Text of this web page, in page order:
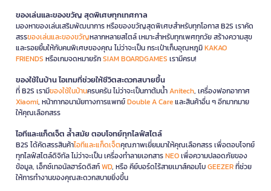
ของเล่นและของขวัญ สุดพิเศษทุกเทศกาล
มองหาของเล่นเสริมพัฒนาการ หรือของขวัญสุดพิเศษสำหรับทุกโอกาส B2S เราคัด
สรรของเล่นและของขวัญหลากหลายสไตล์ เหมาะสำหรับทุกเพศทุกวัย สร้างความสุข
และรอยยิ้มให้กับคนพิเศษของคุณ ไม่ว่าจะเป็น กระเป๋าเก็บอุณหภูมิKAKAO
FRIENDS หรือเกมจดหมายรักSIAM BOARDGAMES เรามีครบ!
ของใช้ในบ้าน ไอเทมที่ช่วยให้ชีวิตสะดวกสบายขึ้น
ที่ B2S เรามีของใช้ในบ้านครบครัน ไม่ว่าจะเป็นกาต้มน้ำAnitech, เครื่องฟอกอากาศ
Xiaomi, หน้ากากอนามัยทางการแพทย์Double A Careและสินค้าอื่น ๆ อีกมากมาย
ให้คุณเลือกสรร
ไอทีและแก็ดเจ็ต ล้ำสมัย ตอบโจทย์ทุกไลฟ์สไตล์
B2S ได้คัดสรรสินค้าไอทีและแก็ดเจ็ตคุณภาพเยี่ยมมาให้คุณเลือกสรร เพื่อตอบโจทย์
ทุกไลฟ์สไตล์ดิจิทัล ไม่ว่าจะเป็น เครื่องทำลายเอกสารNEOเพื่อความปลอดภัยของ
ข้อมูล, เอ็กซ์เทอนัลฮาร์ดดิสก์WD, หรือ คีย์บอร์ดไร้สายเมาส์คอมโบGEEZERที่ช่วย
ให้การทำงานของคุณสะดวกสบายยิ่งขึ้น